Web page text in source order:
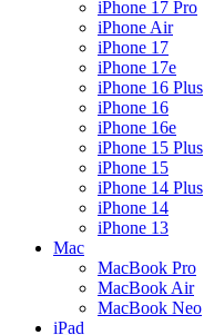
iPhone 17 Pro
iPhone Air
iPhone 17
iPhone 17e
iPhone 16 Plus
iPhone 16
iPhone 16e
iPhone 15 Plus
iPhone 15
iPhone 14 Plus
iPhone 14
iPhone 13
Mac
MacBook Pro
MacBook Air
MacBook Neo
iPad